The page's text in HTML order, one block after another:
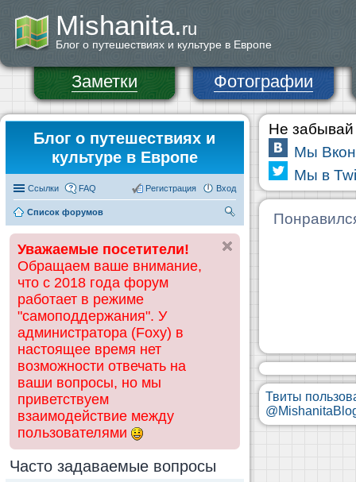
Mishanita.ru
Блог о путешествиях и культуре в Европе
Заметки Фотографии
Блог о путешествиях и
культуре в Европе
Ссылки FAQ Вход
Регистрация
Список форумов
ск
Уважаемые посетители!
Обращаем ваше внимание,
что с 2018 года форум
работает в режиме
"самоподдержания". У
администратора (Foxy) в
настоящее время нет
возможности отвечать на
ваши вопросы, но мы
приветствуем
взаимодействие между
пользователями
Часто задаваемые вопросы
Не забывай
Мы
Мы в
Твиты